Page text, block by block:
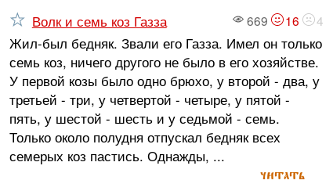
669 16 4
Волк и семь коз Газза
Жил-был бедняк. Звали его Газза. Имел он только
семь коз, ничего другого не было в его хозяйстве.
У первой козы было одно брюхо, у второй - два, у
третьей - три, у четвертой - четыре, у пятой -
пять, у шестой - шесть и у седьмой - семь.
Только около полудня отпускал бедняк всех
семерых коз пастись. Однажды, ...
читать